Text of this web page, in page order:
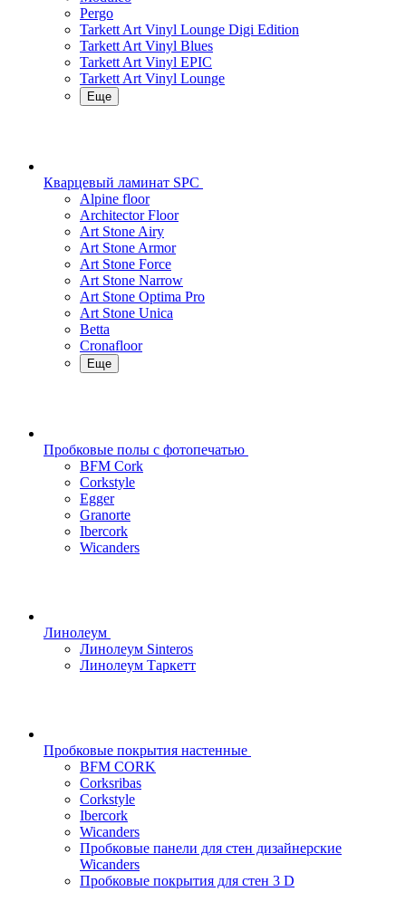
Pergo
Tarkett Art Vinyl Lounge Digi Edition
Tarkett Art Vinyl Blues
Tarkett Art Vinyl EPIC
Tarkett Art Vinyl Lounge
Еще
Кварцевый ламинат SPC
Alpine floor
Architector Floor
Art Stone Airy
Art Stone Armor
Art Stone Force
Art Stone Narrow
Art Stone Optima Pro
Art Stone Unica
Betta
Cronafloor
Еще
Пробковые полы с фотопечатью
BFM Cork
Corkstyle
Egger
Granorte
Ibercork
Wicanders
Линолеум
Линолеум Sinteros
Линолеум Таркетт
Пробковые покрытия настенные
BFM CORK
Corksribas
Corkstyle
Ibercork
Wicanders
Пробковые панели для стен дизайнерские
Wicanders
Пробковые покрытия для стен 3 D